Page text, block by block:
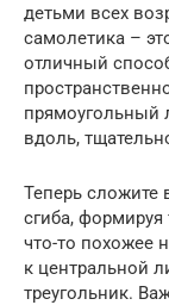
детьми всех
самолетика –
отличный
прямоугольный
вдоль,
Теперь сложите
сгиба,
что-то похожее
к центральной
треугольник.